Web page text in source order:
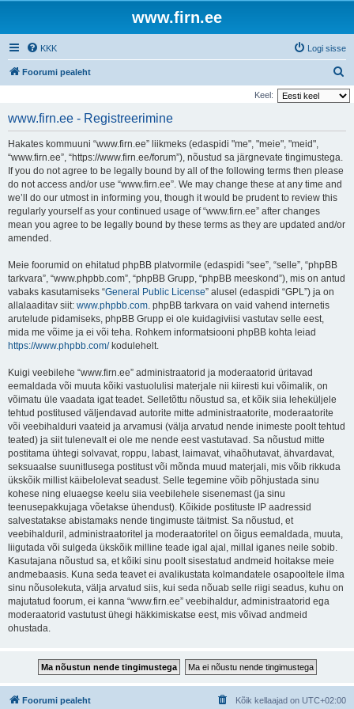
www.firn.ee
KKK Logi sisse
Foorumi pealeht
t
Keel:
www.firn.ee - Registreerimine
Hakates kommuuni “www.firn.ee” liikmeks (edaspidi "me", "meie", "meid",
“www.firn.ee”, “https://www.firn.ee/forum”), nõustud sa järgnevate tingimustega.
If you do not agree to be legally bound by all of the following terms then please
do not access and/or use “www.firn.ee”. We may change these at any time and
we’ll do our utmost in informing you, though it would be prudent to review this
regularly yourself as your continued usage of “www.firn.ee” after changes
mean you agree to be legally bound by these terms as they are updated and/or
amended.
Meie foorumid on ehitatud phpBB platvormile (edaspidi “see”, “selle”, “phpBB
tarkvara”, “www.phpbb.com”, “phpBB Grupp, “phpBB meeskond”), mis on antud
vabaks kasutamiseks “General Public License” alusel (edaspidi “GPL”) ja on
allalaaditav siit: www.phpbb.com. phpBB tarkvara on vaid vahend internetis
arutelude pidamiseks, phpBB Grupp ei ole kuidagiviisi vastutav selle eest,
mida me võime ja ei või teha. Rohkem informatsiooni phpBB kohta leiad
https://www.phpbb.com/kodulehelt.
Kuigi veebilehe “www.firn.ee” administraatorid ja moderaatorid üritavad
eemaldada või muuta kõiki vastuolulisi materjale nii kiiresti kui võimalik, on
võimatu üle vaadata igat teadet. Selletõttu nõustud sa, et kõik siia leheküljele
tehtud postitused väljendavad autorite mitte administraatorite, moderaatorite
või veebihalduri vaateid ja arvamusi (välja arvatud nende inimeste poolt tehtud
teated) ja siit tulenevalt ei ole me nende eest vastutavad. Sa nõustud mitte
postitama ühtegi solvavat, roppu, labast, laimavat, vihaõhutavat, ähvardavat,
seksuaalse suunitlusega postitust või mõnda muud materjali, mis võib rikkuda
ükskõik millist käibelolevat seadust. Selle tegemine võib põhjustada sinu
kohese ning eluaegse keelu siia veebilehele sisenemast (ja sinu
teenusepakkujaga võetakse ühendust). Kõikide postituste IP aadressid
salvestatakse abistamaks nende tingimuste täitmist. Sa nõustud, et
veebihalduril, administraatoritel ja moderaatoritel on õigus eemaldada, muuta,
liigutada või sulgeda ükskõik milline teade igal ajal, millal iganes neile sobib.
Kasutajana nõustud sa, et kõiki sinu poolt sisestatud andmeid hoitakse meie
andmebaasis. Kuna seda teavet ei avalikustata kolmandatele osapooltele ilma
sinu nõusolekuta, välja arvatud siis, kui seda nõuab selle riigi seadus, kuhu on
majutatud foorum, ei kanna “www.firn.ee” veebihaldur, administraatorid ega
moderaatorid vastutust ühegi häkkimiskatse eest, mis võivad andmeid
ohustada.
Foorumi pealeht Kõik kellaajad on UTC+02:00